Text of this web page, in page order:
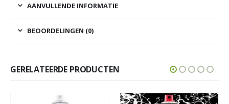
AANVULLENDE INFORMATIE
BEOORDELINGEN (0)
GERELATEERDE PRODUCTEN